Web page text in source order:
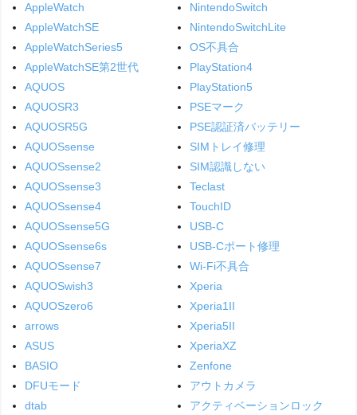
AppleWatch
AppleWatchSE
AppleWatchSeries5
AppleWatchSE第2世代
AQUOS
AQUOSR3
AQUOSR5G
AQUOSsense
AQUOSsense2
AQUOSsense3
AQUOSsense4
AQUOSsense5G
AQUOSsense6s
AQUOSsense7
AQUOSwish3
AQUOSzero6
arrows
ASUS
BASIO
DFUモード
dtab
NintendoSwitch
NintendoSwitchLite
OS不具合
PlayStation4
PlayStation5
PSEマーク
PSE認証済バッテリー
SIMトレイ修理
SIM認識しない
Teclast
TouchID
USB-C
USB-Cポート修理
Wi-Fi不具合
Xperia
Xperia1II
Xperia5II
XperiaXZ
Zenfone
アウトカメラ
アクティベーションロック